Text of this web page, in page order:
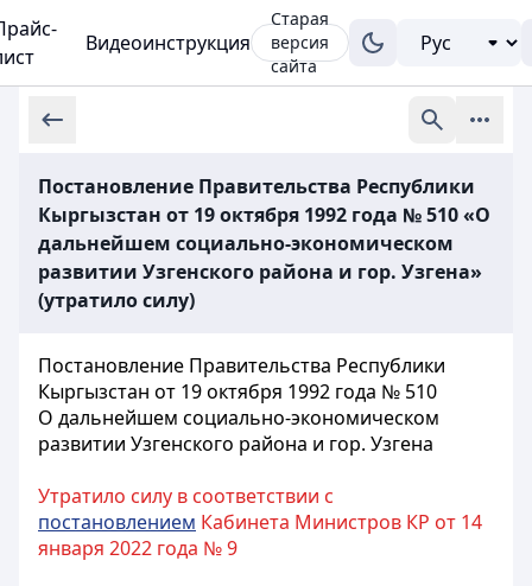
Видеоинструкция
Старая
версия
сайта
Постановление Правительства Республики
Кыргызстан от 19 октября 1992 года № 510 «О
дальнейшем социально-экономическом
развитии Узгенского района и гор. Узгена»
(утратило силу)
Постановление Правительства Республики
Кыргызстан от 19 октября 1992 года № 510
О дальнейшем социально-экономическом
развитии Узгенского района и гор. Узгена
Утратило силу в соответствии с
постановлением Кабинета Министров КР от 14
января 2022 года № 9